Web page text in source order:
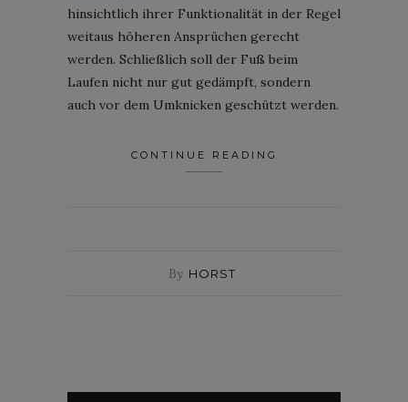
hinsichtlich ihrer Funktionalität in der Regel
weitaus höheren Ansprüchen gerecht
werden. Schließlich soll der Fuß beim
Laufen nicht nur gut gedämpft, sondern
auch vor dem Umknicken geschützt werden.
CONTINUE READING
By HORST